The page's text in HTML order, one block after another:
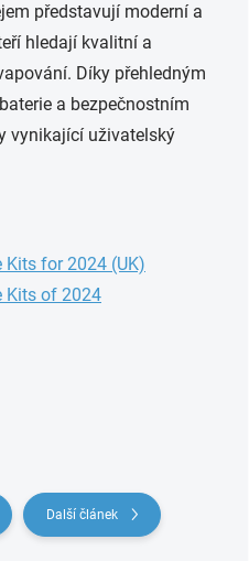
představují moderní a
hledají kvalitní a
Díky přehledným
a bezpečnostním
vynikající uživatelský
Kits for 2024 (UK)
Kits of 2024
Další článek